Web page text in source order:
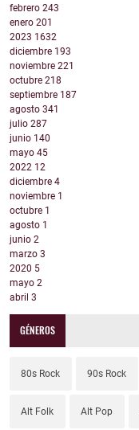
febrero 243
enero 201
2023 1632
diciembre 193
noviembre 221
octubre 218
septiembre 187
agosto 341
julio 287
junio 140
mayo 45
2022 12
diciembre 4
noviembre 1
octubre 1
agosto 1
junio 2
marzo 3
2020 5
mayo 2
abril 3
GÉNEROS
80s Rock 90s Rock
Alt Folk Alt Pop